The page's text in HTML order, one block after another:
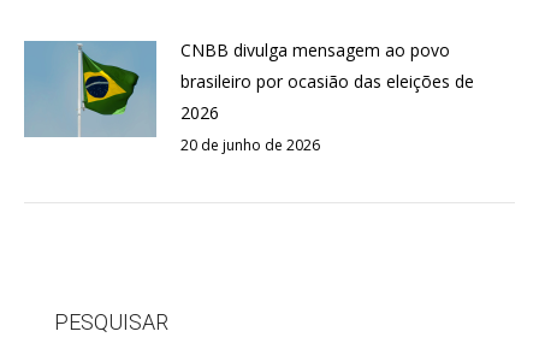
CNBB divulga mensagem ao povo
brasileiro por ocasião das eleições de
2026
20 de junho de 2026
PESQUISAR